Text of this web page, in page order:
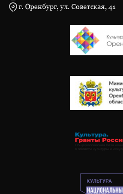
г. Оренбург, ул. Советская, 41